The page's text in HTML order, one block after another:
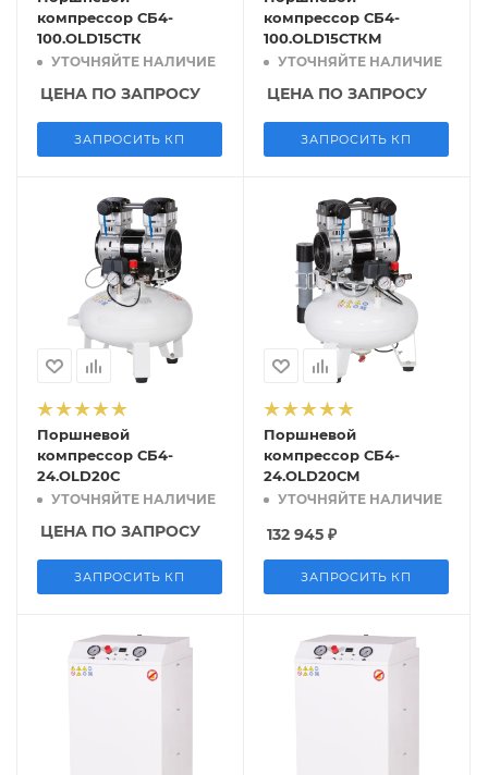
компрессор СБ4-
100.OLD15СТК
УТОЧНЯЙТЕ НАЛИЧИЕ
ЦЕНА ПО ЗАПРОСУ
ЗАПРОСИТЬ КП
компрессор СБ4-
100.OLD15СТКМ
УТОЧНЯЙТЕ НАЛИЧИЕ
ЦЕНА ПО ЗАПРОСУ
ЗАПРОСИТЬ КП
Поршневой
компрессор СБ4-
24.OLD20С
УТОЧНЯЙТЕ НАЛИЧИЕ
ЦЕНА ПО ЗАПРОСУ
ЗАПРОСИТЬ КП
Поршневой
компрессор СБ4-
24.OLD20СМ
УТОЧНЯЙТЕ НАЛИЧИЕ
132 945 ₽
ЗАПРОСИТЬ КП